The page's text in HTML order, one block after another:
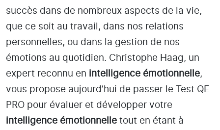
succès dans de nombreux aspects de la vie,
que ce soit au travail, dans nos relations
personnelles, ou dans la gestion de nos
émotions au quotidien. Christophe Haag, un
expert reconnu en intelligence émotionnelle,
vous propose aujourd’hui de passer le Test QE
PRO pour évaluer et développer votre
intelligence émotionnelle tout en étant à